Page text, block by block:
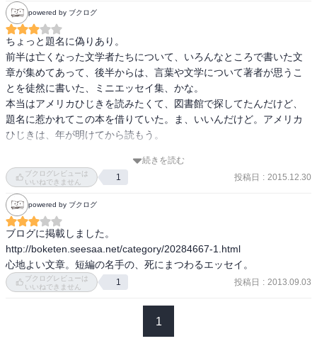
三章「読書が培う悼む力」では日本語と悼むつながりを考えたエッ
セイをまとめ、悼むことの重要性を再認識する一冊。
powered by ブクログ
ちょっと題名に偽りあり。
前半は亡くなった文学者たちについて、いろんなところで書いた文
章が集めてあって、後半からは、言葉や文学について著者が思うこ
とを徒然に書いた、ミニエッセイ集、かな。
本当はアメリカひじきを読みたくて、図書館で探してたんだけど、
題名に惹かれてこの本を借りていた。ま、いいんだけど。アメリカ
ひじきは、年が明けてから読もう。
私は日本人の作家を、全く知らないんだな。
この本に挙げられている作家も、みんな読みたい。
マイナス投票のアイデアは面白い。
朗読２１の会http://www.rodoku21.com/
毎年１０月頃に講演をしているみたい。
続きを読む
ブクログレビューは
いいねできません
1 投稿日 : 2015.12.30
powered by ブクログ
ブログに掲載しました。
http://boketen.seesaa.net/category/20284667-1.html
心地よい文章。短編の名手の、死にまつわるエッセイ。
ブクログレビューは
いいねできません
1 投稿日 : 2013.09.03
1